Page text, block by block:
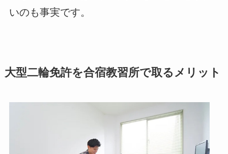
いのも事実です。
大型二輪免許を合宿教習所で取るメリット